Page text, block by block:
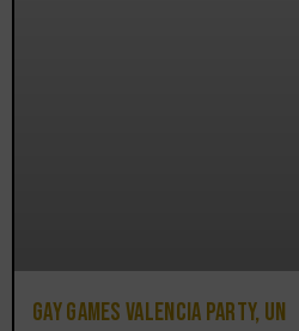
Gay Games Valencia Party, un